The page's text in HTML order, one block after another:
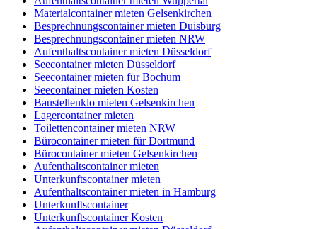
Materialcontainer mieten Gelsenkirchen
Besprechnungscontainer mieten Duisburg
Besprechnungscontainer mieten NRW
Aufenthaltscontainer mieten Düsseldorf
Seecontainer mieten Düsseldorf
Seecontainer mieten für Bochum
Seecontainer mieten Kosten
Baustellenklo mieten Gelsenkirchen
Lagercontainer mieten
Toilettencontainer mieten NRW
Bürocontainer mieten für Dortmund
Bürocontainer mieten Gelsenkirchen
Aufenthaltscontainer mieten
Unterkunftscontainer mieten
Aufenthaltscontainer mieten in Hamburg
Unterkunftscontainer
Unterkunftscontainer Kosten